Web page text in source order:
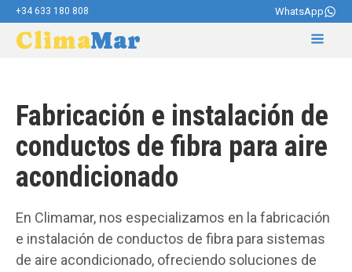
+34 633 180 808 WhatsApp
ClimaMar
Fabricación e instalación de
conductos de fibra para aire
acondicionado
En Climamar, nos especializamos en la fabricación
e instalación de conductos de fibra para sistemas
de aire acondicionado, ofreciendo soluciones de